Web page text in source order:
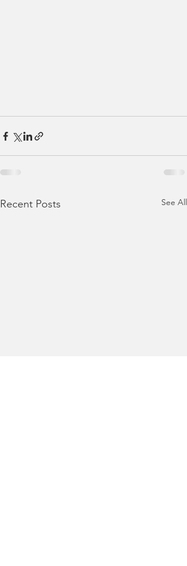
Recent Posts See All